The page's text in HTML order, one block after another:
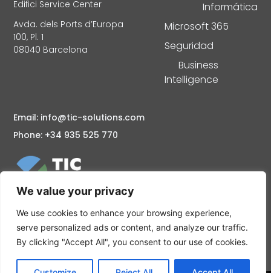
We value your privacy
We use cookies to enhance your browsing experience,
serve personalized ads or content, and analyze our traffic.
By clicking "Accept All", you consent to our use of cookies.
Email: info@tic-solutions.com
Phone: +34 935 525 770
Consultoría informática en Barcelona Mantenimiento y
Soporte informático Servidores Cloud, Seguridad
informática Partner Microsoft Barcelona: Microsoft
Azure, Microsoft 365
Informática
Microsoft 365
Seguridad
Business
Intelligence
Edifici Service Center
Avda. dels Ports d’Europa
100, Pl. 1
08040 Barcelona